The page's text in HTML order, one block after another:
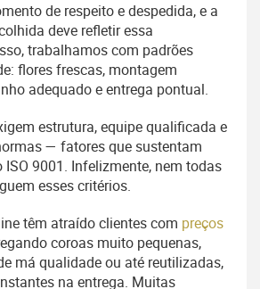
de respeito e despedida, e a
deve refletir essa
trabalhamos com padrões
flores frescas, montagem
adequado e entrega pontual.
estrutura, equipe qualificada e
— fatores que sustentam
9001. Infelizmente, nem todas
esses critérios.
têm atraído clientes com preços
coroas muito pequenas,
má qualidade ou até reutilizadas,
na entrega. Muitas